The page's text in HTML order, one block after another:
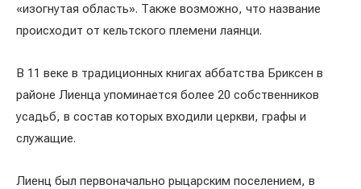
«изогнутая область». Также возможно, что название
происходит от кельтского племени лаянци.
В 11 веке в традиционных книгах аббатства Бриксен в
районе Лиенца упоминается более 20 собственников
усадьб, в состав которых входили церкви, графы и
служащие.
Лиенц был первоначально рыцарским поселением, в